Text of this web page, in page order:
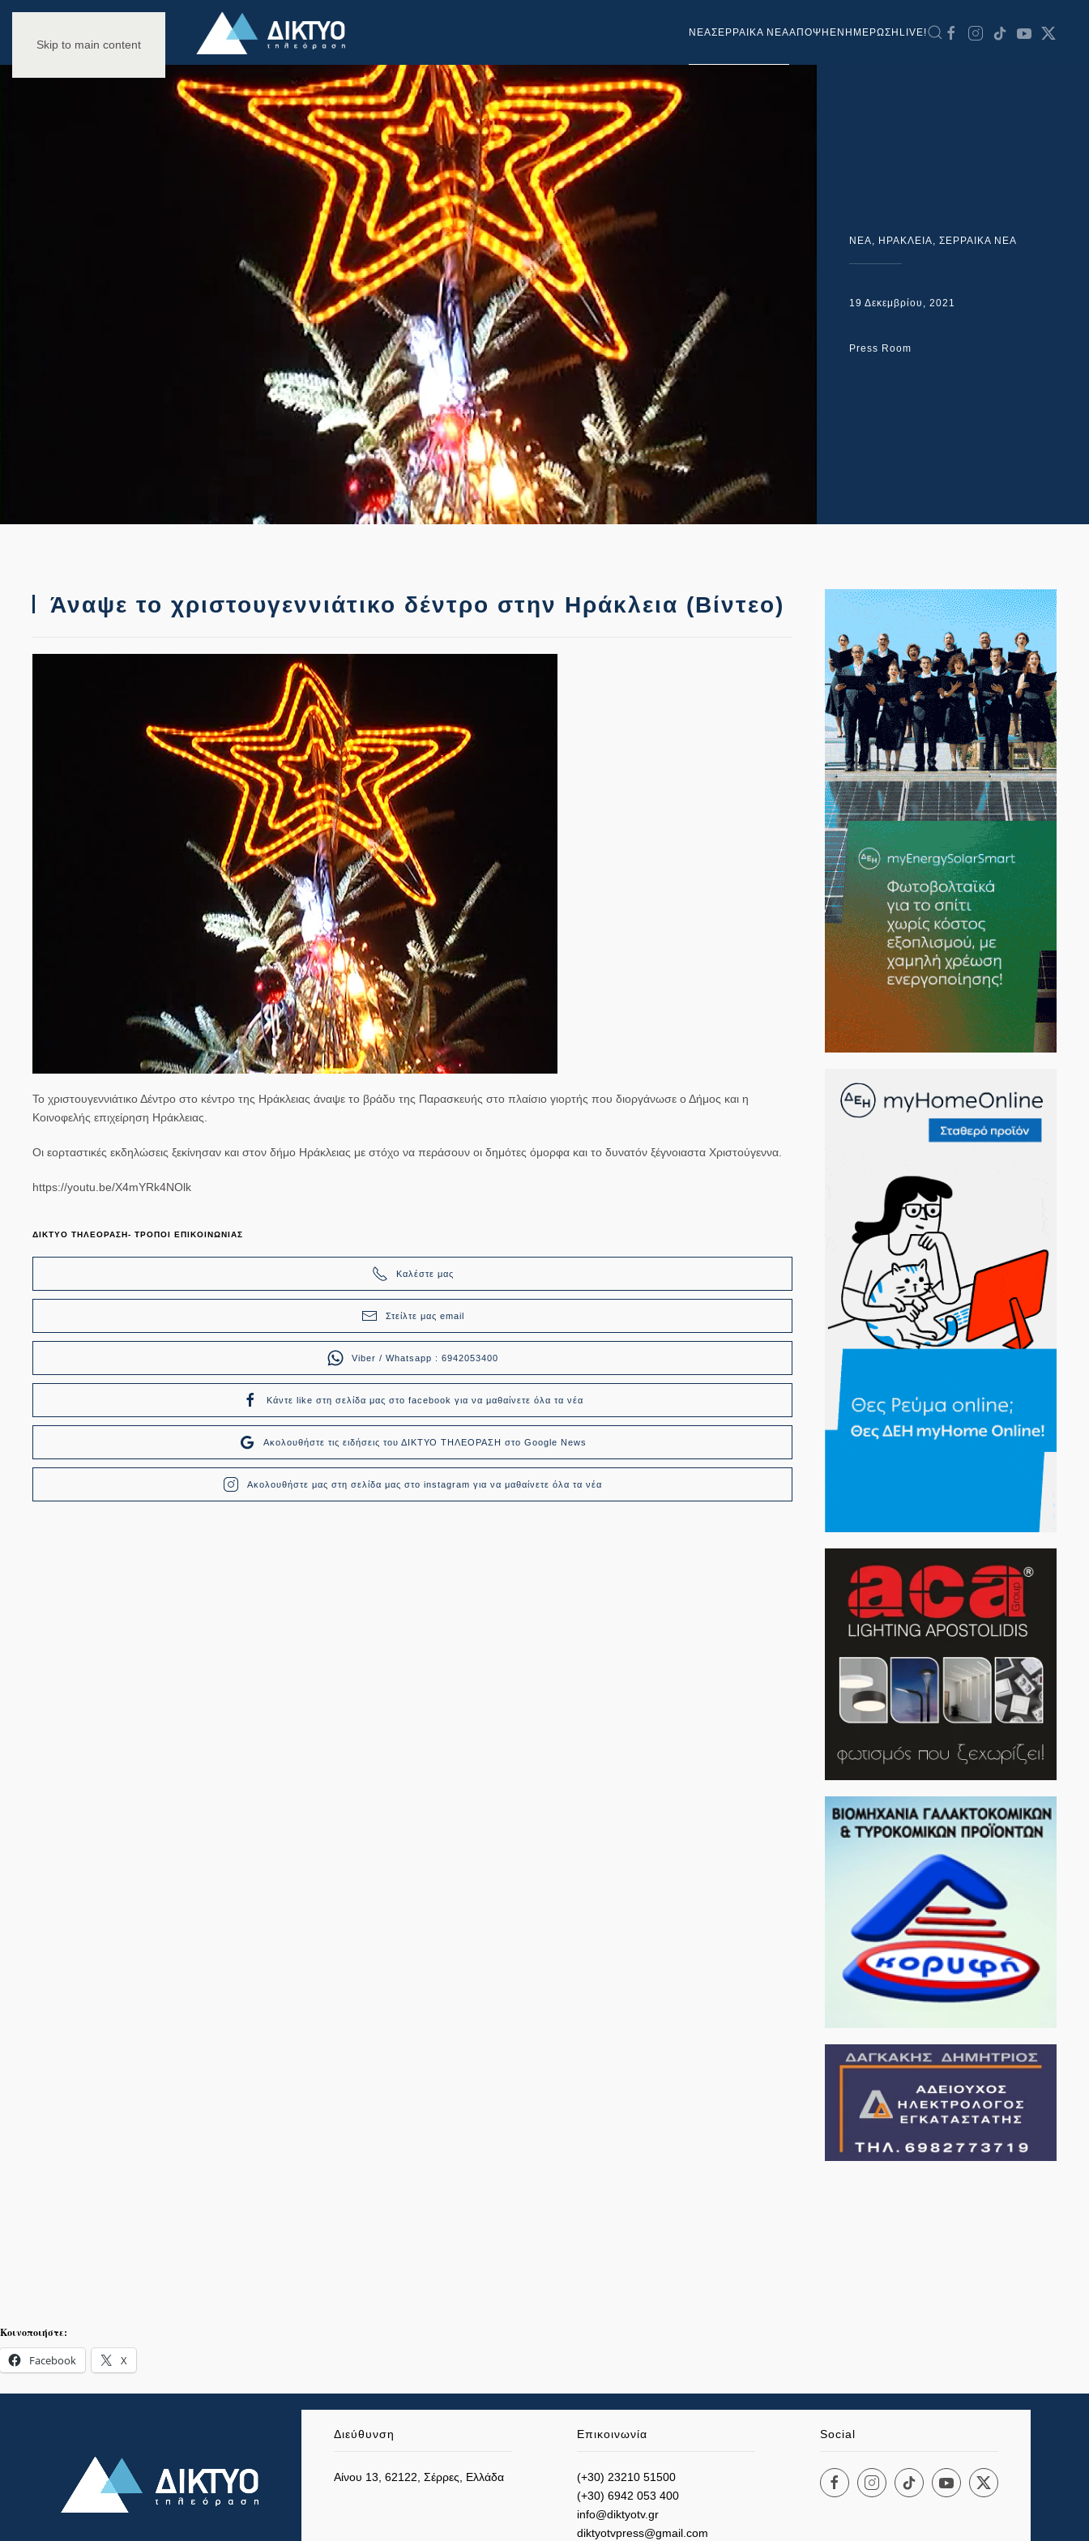
Skip to main content
NEAΣΕΡΡΑΙΚΑ ΝΕΑΑΠΟΨΗ ΕΝΗΜΕΡΩΣΗ LIVE!
NEA, ΗΡΑΚΛΕΙΑ, ΣΕΡΡΑΙΚΑ ΝΕΑ
19 Δεκεμβρίου, 2021
Press Room
Άναψε το χριστουγεννιάτικο δέντρο στην Ηράκλεια (Βίντεο)
Το χριστουγεννιάτικο Δέντρο στο κέντρο της Ηράκλειας άναψε το βράδυ της Παρασκευής στο πλαίσιο γιορτής που διοργάνωσε ο Δήμος και η
Κοινοφελής επιχείρηση Ηράκλειας.
Οι εορταστικές εκδηλώσεις ξεκίνησαν και στον δήμο Ηράκλειας με στόχο να περάσουν οι δημότες όμορφα και το δυνατόν ξέγνοιαστα Χριστούγεννα.
https://youtu.be/X4mYRk4NOlk
ΔΙΚΤΥΟ ΤΗΛΕΟΡΑΣΗ- ΤΡΟΠΟΙ ΕΠΙΚΟΙΝΩΝΙΑΣ
Καλέστε μας
Στείλτε μας email
Viber / Whatsapp : 6942053400
Κάντε like στη σελίδα μας στο facebook για να μαθαίνετε όλα τα νέα
Ακολουθήστε τις ειδήσεις του ΔΙΚΤΥΟ ΤΗΛΕΟΡΑΣΗ στο Google News
Ακολουθήστε μας στη σελίδα μας στο instagram για να μαθαίνετε όλα τα νέα
Κοινοποιήστε:
Facebook X
Διεύθυνση
Αίνου 13, 62122, Σέρρες, Ελλάδα
Επικοινωνία
(+30) 23210 51500
(+30) 6942 053 400
info@diktyotv.gr
diktyotvpress@gmail.com
Social